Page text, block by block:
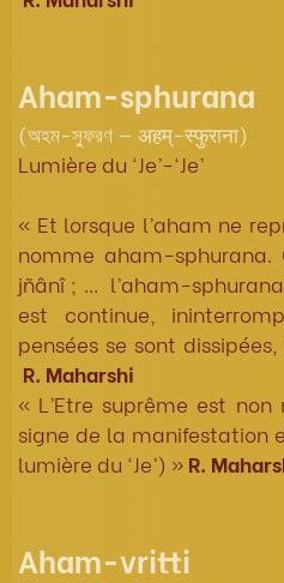
Aham-sphurana
(অহম-স্ফুরণ — अहम्-स्फुराना)
Lumière du ‘Je’-‘Je’
« Et lorsque l’aham ne
nomme aham-sphurana.
jñânî ; ... l’aham-sphurana
est continue,
pensées se sont
R. Maharshi
« L’Etre suprême est
signe de la manifestation
lumière du ‘Je’) » R.
Aham-vritti